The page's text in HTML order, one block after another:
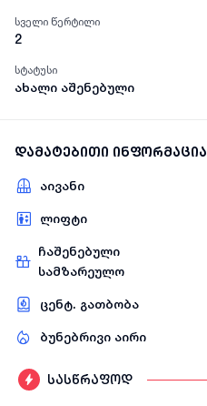
სველი წერტილი
2
სტატუსი
ახალი აშენებული
დამატებითი ინფორმაცია
აივანი
ლიფტი
ჩაშენებული
სამზარეულო
ცენტ. გათბობა
ბუნებრივი აირი
სასწრაფოდ